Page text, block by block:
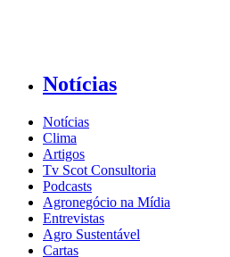
Notícias
Notícias
Clima
Artigos
Tv Scot Consultoria
Podcasts
Agronegócio na Mídia
Entrevistas
Agro Sustentável
Cartas